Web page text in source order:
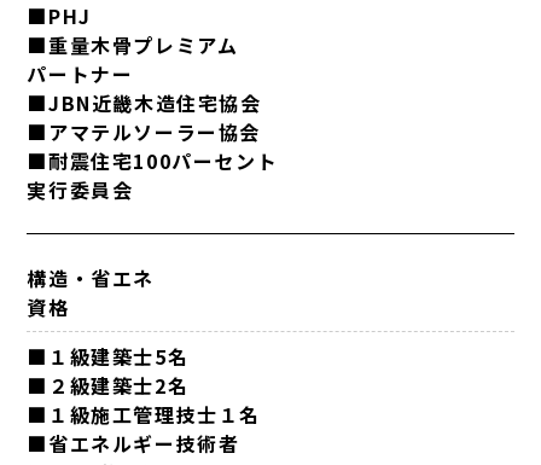
■PHJ
■重量木骨プレミアム
パートナー
■JBN近畿木造住宅協会
■アマテルソーラー協会
■耐震住宅100パーセント
実行委員会
構造・省エネ
資格
■１級建築士5名
■２級建築士2名
■１級施工管理技士１名
■省エネルギー技術者